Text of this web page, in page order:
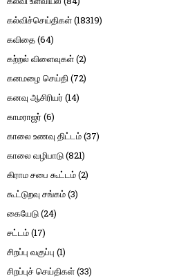
கல்விச்செய்திகள்(18319)
கவிதை(64)
கற்றல் விளைவுகள்(2)
கனமழை செய்தி(72)
கனவு ஆசிரியர் (14)
காமராஜர் (6)
காலை உணவு திட்டம்(37)
காலை வழிபாடு(821)
கிராம சபை கூட்டம்(2)
கூட்டுறவு சங்கம்(3)
கையேடு(24)
சட்டம்(17)
சிறப்பு வகுப்பு (1)
சிறப்புச் செய்திகள்(33)